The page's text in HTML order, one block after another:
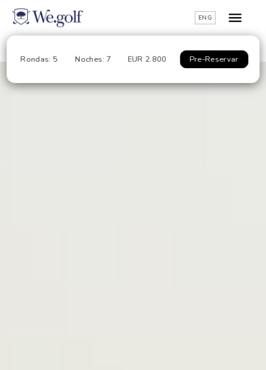
ENG
Rondas: 5 Noches: 7 EUR 2.800 Pre-Reservar